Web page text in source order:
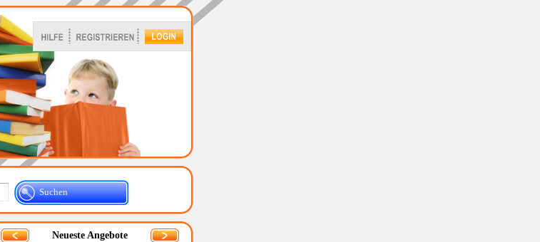
Suchen
Neueste Angebote